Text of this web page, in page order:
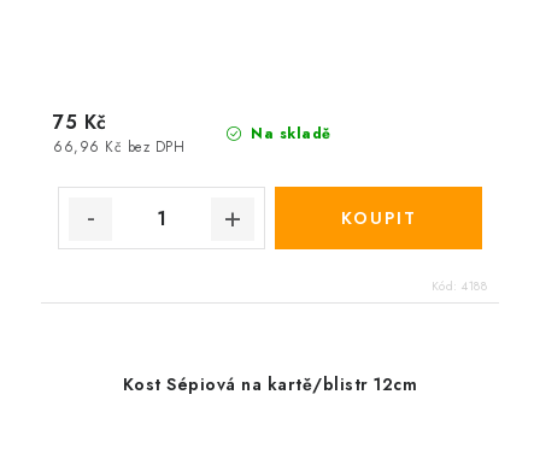
Na skladě
66,96 Kč bez DPH
75 Kč
Kód: 4188
Kost Sépiová na kartě/blistr 12cm